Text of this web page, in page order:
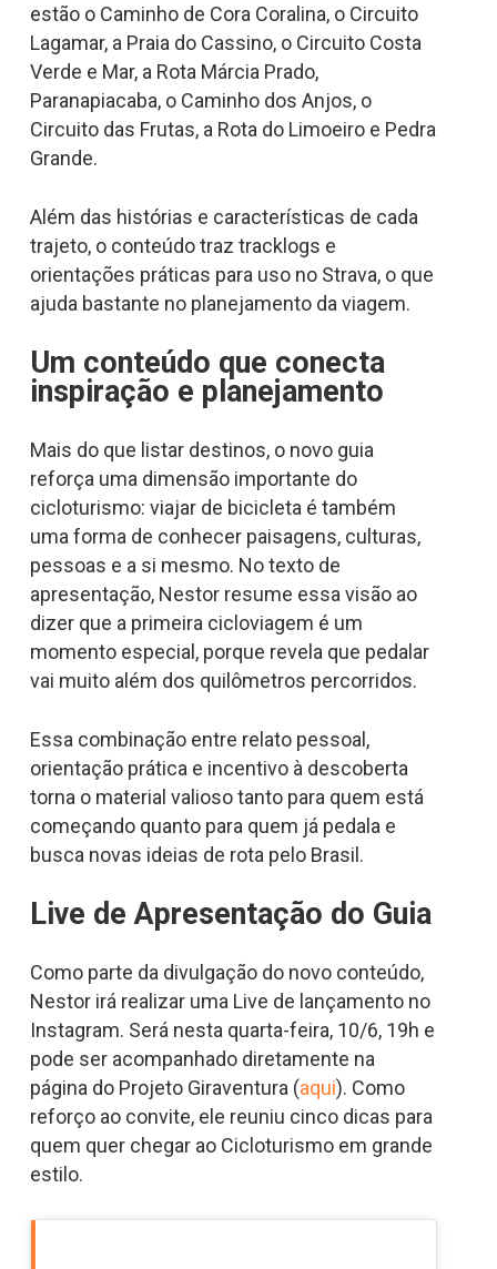
estão o Caminho de Cora Coralina, o Circuito
Lagamar, a Praia do Cassino, o Circuito Costa
Verde e Mar, a Rota Márcia Prado,
Paranapiacaba, o Caminho dos Anjos, o
Circuito das Frutas, a Rota do Limoeiro e Pedra
Grande.
Além das histórias e características de cada
trajeto, o conteúdo traz tracklogs e
orientações práticas para uso no Strava, o que
ajuda bastante no planejamento da viagem.
Um conteúdo que conecta
inspiração e planejamento
Mais do que listar destinos, o novo guia
reforça uma dimensão importante do
cicloturismo: viajar de bicicleta é também
uma forma de conhecer paisagens, culturas,
pessoas e a si mesmo. No texto de
apresentação, Nestor resume essa visão ao
dizer que a primeira cicloviagem é um
momento especial, porque revela que pedalar
vai muito além dos quilômetros percorridos.
Essa combinação entre relato pessoal,
orientação prática e incentivo à descoberta
torna o material valioso tanto para quem está
começando quanto para quem já pedala e
busca novas ideias de rota pelo Brasil.
Live de Apresentação do Guia
Como parte da divulgação do novo conteúdo,
Nestor irá realizar uma Live de lançamento no
Instagram. Será nesta quarta-feira, 10/6, 19h e
pode ser acompanhado diretamente na
página do Projeto Giraventura (aqui). Como
reforço ao convite, ele reuniu cinco dicas para
quem quer chegar ao Cicloturismo em grande
estilo.